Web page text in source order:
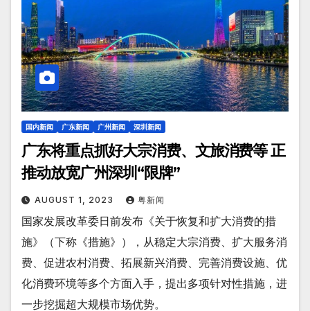
国内新闻 广东新闻 广州新闻 深圳新闻
广东将重点抓好大宗消费、文旅消费等 正
推动放宽广州深圳“限牌”
AUGUST 1, 2023 粤新闻
国家发展改革委日前发布《关于恢复和扩大消费的措
施》（下称《措施》），从稳定大宗消费、扩大服务消
费、促进农村消费、拓展新兴消费、完善消费设施、优
化消费环境等多个方面入手，提出多项针对性措施，进
一步挖掘超大规模市场优势。